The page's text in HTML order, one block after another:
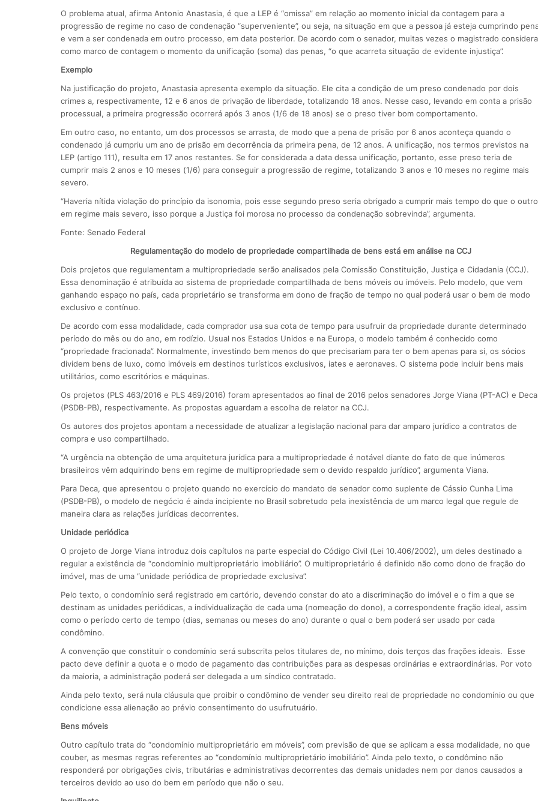
O problema atual, afirma Antonio Anastasia, é que a LEP é “omissa” em relação ao momento inicial da contagem para a
progressão de regime no caso de condenação “superveniente”, ou seja, na situação em que a pessoa já esteja cumprindo
e vem a ser condenada em outro processo, em data posterior. De acordo com o senador, muitas vezes o magistrado considera
como marco de contagem o momento da unificação (soma) das penas, “o que acarreta situação de evidente injustiça”.
Exemplo
Na justificação do projeto, Anastasia apresenta exemplo da situação. Ele cita a condição de um preso condenado por dois
crimes a, respectivamente, 12 e 6 anos de privação de liberdade, totalizando 18 anos. Nesse caso, levando em conta a prisão
processual, a primeira progressão ocorrerá após 3 anos (1/6 de 18 anos) se o preso tiver bom comportamento.
Em outro caso, no entanto, um dos processos se arrasta, de modo que a pena de prisão por 6 anos aconteça quando o
condenado já cumpriu um ano de prisão em decorrência da primeira pena, de 12 anos. A unificação, nos termos previstos na
LEP (artigo 111), resulta em 17 anos restantes. Se for considerada a data dessa unificação, portanto, esse preso teria de
cumprir mais 2 anos e 10 meses (1/6) para conseguir a progressão de regime, totalizando 3 anos e 10 meses no regime mais
severo.
“Haveria nítida violação do princípio da isonomia, pois esse segundo preso seria obrigado a cumprir mais tempo do que o outro
em regime mais severo, isso porque a Justiça foi morosa no processo da condenação sobrevinda”, argumenta.
Fonte: Senado Federal
Regulamentação do modelo de propriedade compartilhada de bens está em análise na CCJ
Dois projetos que regulamentam a multipropriedade serão analisados pela Comissão Constituição, Justiça e Cidadania (CCJ).
Essa denominação é atribuída ao sistema de propriedade compartilhada de bens móveis ou imóveis. Pelo modelo, que vem
ganhando espaço no país, cada proprietário se transforma em dono de fração de tempo no qual poderá usar o bem de modo
exclusivo e contínuo.
De acordo com essa modalidade, cada comprador usa sua cota de tempo para usufruir da propriedade durante determinado
período do mês ou do ano, em rodízio. Usual nos Estados Unidos e na Europa, o modelo também é conhecido como
“propriedade fracionada”. Normalmente, investindo bem menos do que precisariam para ter o bem apenas para si, os sócios
dividem bens de luxo, como imóveis em destinos turísticos exclusivos, iates e aeronaves. O sistema pode incluir bens mais
utilitários, como escritórios e máquinas.
Os projetos (PLS 463/2016 e PLS 469/2016) foram apresentados ao final de 2016 pelos senadores Jorge Viana (PT-AC) e Deca
(PSDB-PB), respectivamente. As propostas aguardam a escolha de relator na CCJ.
Os autores dos projetos apontam a necessidade de atualizar a legislação nacional para dar amparo jurídico a contratos de
compra e uso compartilhado.
“A urgência na obtenção de uma arquitetura jurídica para a multipropriedade é notável diante do fato de que inúmeros
brasileiros vêm adquirindo bens em regime de multipropriedade sem o devido respaldo jurídico”, argumenta Viana.
Para Deca, que apresentou o projeto quando no exercício do mandato de senador como suplente de Cássio Cunha Lima
(PSDB-PB), o modelo de negócio é ainda incipiente no Brasil sobretudo pela inexistência de um marco legal que regule de
maneira clara as relações jurídicas decorrentes.
Unidade periódica
O projeto de Jorge Viana introduz dois capítulos na parte especial do Código Civil (Lei 10.406/2002), um deles destinado a
regular a existência de “condomínio multiproprietário imobiliário”. O multiproprietário é definido não como dono de fração do
imóvel, mas de uma “unidade periódica de propriedade exclusiva”.
Pelo texto, o condomínio será registrado em cartório, devendo constar do ato a discriminação do imóvel e o fim a que se
destinam as unidades periódicas, a individualização de cada uma (nomeação do dono), a correspondente fração ideal, assim
como o período certo de tempo (dias, semanas ou meses do ano) durante o qual o bem poderá ser usado por cada
condômino.
A convenção que constituir o condomínio será subscrita pelos titulares de, no mínimo, dois terços das frações ideais. Esse
pacto deve definir a quota e o modo de pagamento das contribuições para as despesas ordinárias e extraordinárias. Por voto
da maioria, a administração poderá ser delegada a um síndico contratado.
Ainda pelo texto, será nula cláusula que proibir o condômino de vender seu direito real de propriedade no condomínio ou que
condicione essa alienação ao prévio consentimento do usufrutuário.
Bens móveis
Outro capítulo trata do “condomínio multiproprietário em móveis”, com previsão de que se aplicam a essa modalidade, no que
couber, as mesmas regras referentes ao “condomínio multiproprietário imobiliário”. Ainda pelo texto, o condômino não
responderá por obrigações civis, tributárias e administrativas decorrentes das demais unidades nem por danos causados a
terceiros devido ao uso do bem em período que não o seu.